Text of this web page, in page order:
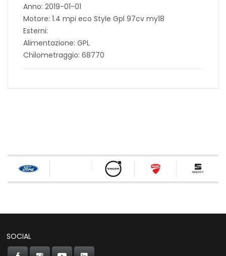
Anno: 2019-01-01
Motore: 1.4 mpi eco Style Gpl 97cv my18
Esterni:
Alimentazione: GPL
Chilometraggio: 68770
SOCIAL